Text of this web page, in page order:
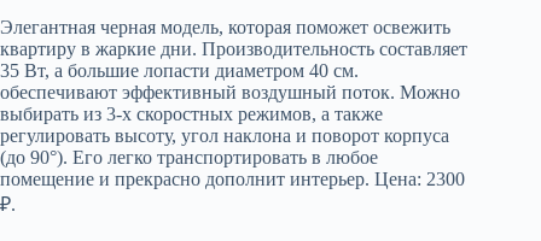
Элегантная черная модель, которая поможет освежить
квартиру в жаркие дни. Производительность составляет
35 Вт, а большие лопасти диаметром 40 см.
обеспечивают эффективный воздушный поток. Можно
выбирать из 3-х скоростных режимов, а также
регулировать высоту, угол наклона и поворот корпуса
(до 90°). Его легко транспортировать в любое
помещение и прекрасно дополнит интерьер. Цена: 2300
₽.